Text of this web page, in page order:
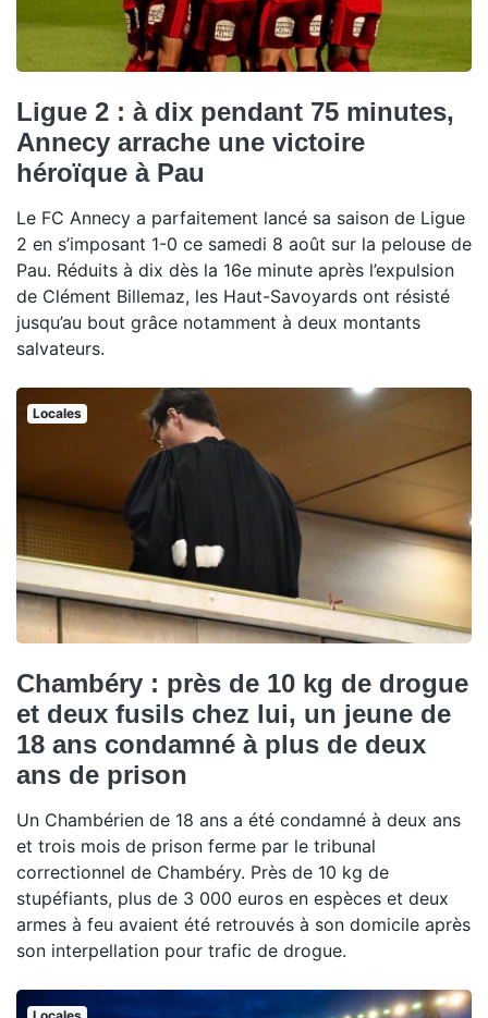
Ligue 2 : à dix pendant 75 minutes,
Annecy arrache une victoire
héroïque à Pau
Le FC Annecy a parfaitement lancé sa saison de Ligue
2 en s’imposant 1-0 ce samedi 8 août sur la pelouse de
Pau. Réduits à dix dès la 16e minute après l’expulsion
de Clément Billemaz, les Haut-Savoyards ont résisté
jusqu’au bout grâce notamment à deux montants
salvateurs.
Locales
Chambéry : près de 10 kg de drogue
et deux fusils chez lui, un jeune de
18 ans condamné à plus de deux
ans de prison
Un Chambérien de 18 ans a été condamné à deux ans
et trois mois de prison ferme par le tribunal
correctionnel de Chambéry. Près de 10 kg de
stupéfiants, plus de 3 000 euros en espèces et deux
armes à feu avaient été retrouvés à son domicile après
son interpellation pour trafic de drogue.